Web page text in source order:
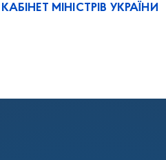
КАБІНЕТ МІНІСТРІВ УКРАЇНИ